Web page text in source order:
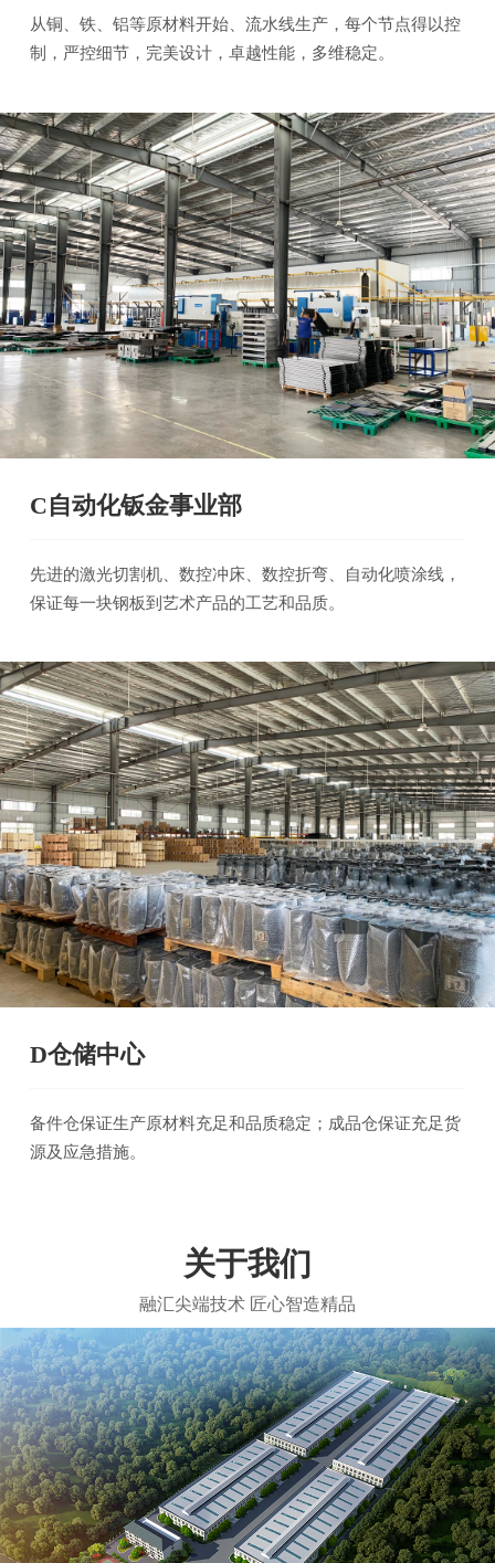
从铜、铁、铝等原材料开始、流水线生产，每个节点得以控
制，严控细节，完美设计，卓越性能，多维稳定。
C自动化钣金事业部
先进的激光切割机、数控冲床、数控折弯、自动化喷涂线，
保证每一块钢板到艺术产品的工艺和品质。
D仓储中心
备件仓保证生产原材料充足和品质稳定；成品仓保证充足货
源及应急措施。
关于我们